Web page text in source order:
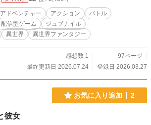
ドベンチャー アクション
バトル
配信型ゲーム
ジュブナイル
異世界 異世界ファンタジー
感想数 1
97ページ
最終更新日 2026.07.24
登録日 2026.03.27
お気に入り追加 2
彼女